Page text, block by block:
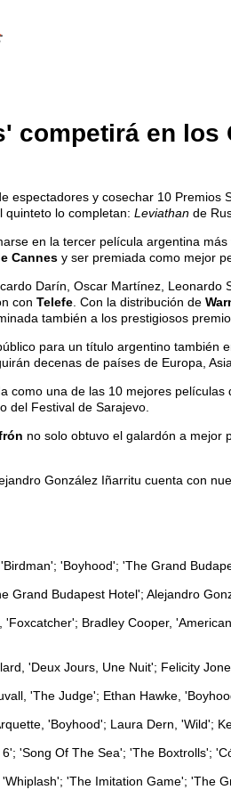
competirá en
espectadores y cosechar 10 Premios
quinteto lo completan: Leviathan de
en la tercer película argentina
Cannes y ser premiada como mejor
Darín, Oscar Martínez,
con Telefe . Con la distribución de
también a los prestigiosos
para un título argentino también
decenas de países de Europa,
como una de las 10 mejores
del Festival de Sarajevo.
no solo obtuvo el galardón a mejor
González Iñarritu cuenta con
'Boyhood'; 'The Grand
Grand Budapest Hotel'; Alejandro
'Foxcatcher'; Bradley Cooper,
'Deux Jours, Une Nuit'; Felicity
'The Judge'; Ethan Hawke,
'Boyhood'; Laura Dern, 'Wild';
'Song Of The Sea'; 'The Boxtrolls';
'The Imitation Game'; 'The